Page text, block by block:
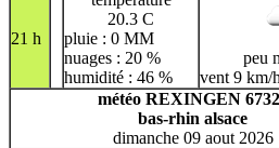
21 h
20.3 C
pluie : 0 MM
nuages : 20 %
humidité : 46 %
peu
vent 9 km/
météo REXINGEN
bas-rhin alsace
dimanche 09 aout 2026